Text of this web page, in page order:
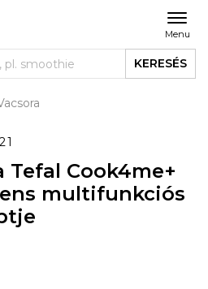
Menu
KERESÉS
Tefal Cook4me+
multifunkciós